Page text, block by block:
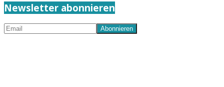
Newsletter abonnieren